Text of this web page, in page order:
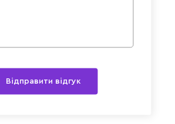
Відправити відгук